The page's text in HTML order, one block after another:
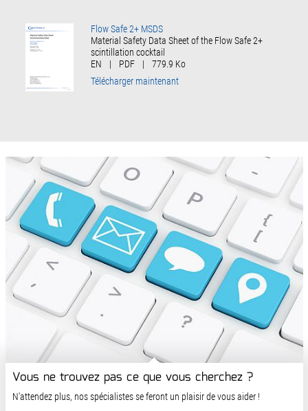
Flow Safe 2+ MSDS
Material Safety Data Sheet of the Flow Safe 2+
scintillation cocktail
EN
| PDF |
779.9 Ko
Télécharger maintenant
Vous ne trouvez pas ce que vous cherchez ?
N'attendez plus, nos spécialistes se feront un plaisir de vous aider !